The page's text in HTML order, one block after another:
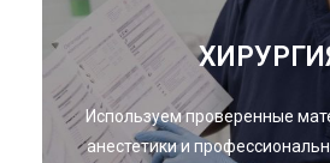
Используем проверенные
анестетики и